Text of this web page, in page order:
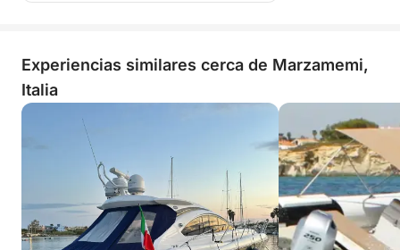
Experiencias similares cerca de Marzamemi,
Italia